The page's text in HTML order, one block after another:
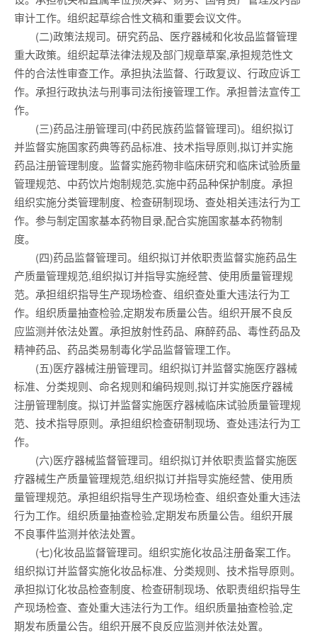
审计工作。组织起草综合性文稿和重要会议文件。
(二)政策法规司。研究药品、医疗器械和化妆品监督管理
重大政策。组织起草法律法规及部门规章草案,承担规范性文
件的合法性审查工作。承担执法监督、行政复议、行政应诉工
作。承担行政执法与刑事司法衔接管理工作。承担普法宣传工
作。
(三)药品注册管理司(中药民族药监督管理司)。组织拟订
并监督实施国家药典等药品标准、技术指导原则,拟订并实施
药品注册管理制度。监督实施药物非临床研究和临床试验质量
管理规范、中药饮片炮制规范,实施中药品种保护制度。承担
组织实施分类管理制度、检查研制现场、查处相关违法行为工
作。参与制定国家基本药物目录,配合实施国家基本药物制
度。
(四)药品监督管理司。组织拟订并依职责监督实施药品生
产质量管理规范,组织拟订并指导实施经营、使用质量管理规
范。承担组织指导生产现场检查、组织查处重大违法行为工
作。组织质量抽查检验,定期发布质量公告。组织开展不良反
应监测并依法处置。承担放射性药品、麻醉药品、毒性药品及
精神药品、药品类易制毒化学品监督管理工作。
(五)医疗器械注册管理司。组织拟订并监督实施医疗器械
标准、分类规则、命名规则和编码规则,拟订并实施医疗器械
注册管理制度。拟订并监督实施医疗器械临床试验质量管理规
范、技术指导原则。承担组织检查研制现场、查处违法行为工
作。
(六)医疗器械监督管理司。组织拟订并依职责监督实施医
疗器械生产质量管理规范,组织拟订并指导实施经营、使用质
量管理规范。承担组织指导生产现场检查、组织查处重大违法
行为工作。组织质量抽查检验,定期发布质量公告。组织开展
不良事件监测并依法处置。
(七)化妆品监督管理司。组织实施化妆品注册备案工作。
组织拟订并监督实施化妆品标准、分类规则、技术指导原则。
承担拟订化妆品检查制度、检查研制现场、依职责组织指导生
产现场检查、查处重大违法行为工作。组织质量抽查检验,定
期发布质量公告。组织开展不良反应监测并依法处置。